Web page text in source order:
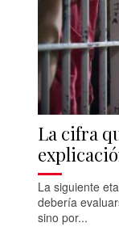
La cifra
La siguiente
debería
sino por...